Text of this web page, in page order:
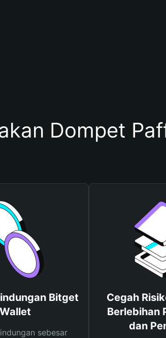
Dompet
Bitget
Wallet
sebesar
Cegah
Berlebihan
dan